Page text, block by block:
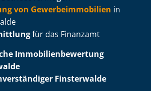
von Ge­wer­be­im­mo­bi­li­en in
für das Finanzamt
Im­mo­bi­li­en­be­wer­tung
Finsterwalde